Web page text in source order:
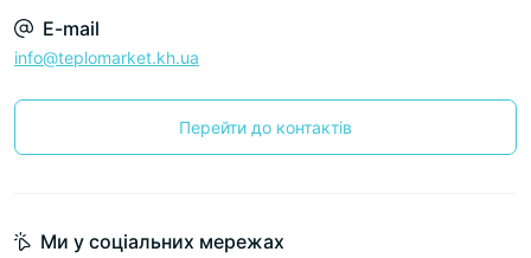
E-mail
info@teplomarket.kh.ua
Перейти до контактів
Ми у соціальних мережах